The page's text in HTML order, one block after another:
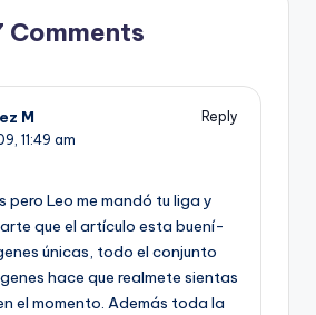
Comments
M
Reply
11:49 am
pero Leo me mandó tu liga y
que el artí­culo esta buení­
únicas, todo el conjunto
hace que realmete sientas
el momento. Además toda la